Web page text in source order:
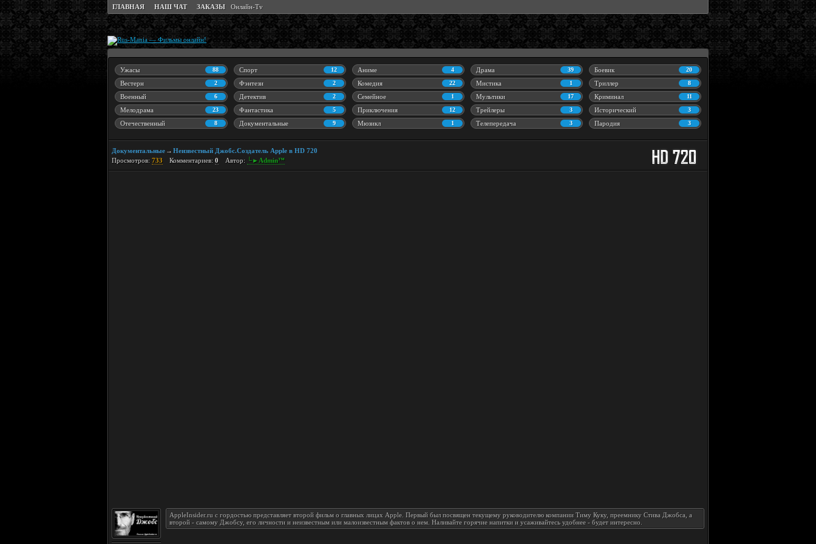
ГЛАВНАЯ НАШ ЧАТ ЗАКАЗЫ Онлайн-Tv
88
Ужасы 12
Спорт 4
Аниме 39
Драма 20
Боевик
2
Вестерн 2
Фэнтези 22
Комедия 1
Мистика 8
Триллер
6
Военный 2
Детектив 1
Семейное 17
Мультики 11
Криминал
23
Мелодрама 5
Фантастика 12
Приключения 3
Трейлеры 3
Исторический
8
Отечественный 9
Документальные 1
Мюзикл 3
Телепередача 3
Пародия
Документальные → Неизвестный Джобс.Создатель Apple в HD 720
Просмотров: 733 Комментариев: 0 Автор: └►Admin™
AppleInsider.ru с гордостью представляет второй фильм о главных лицах Apple. Первый был посвящен текущему руководителю компании Тиму Куку, преемнику Стива Джобса, а
второй - самому Джобсу, его личности и неизвестным или малоизвестным фактов о нем. Наливайте горячие напитки и усаживайтесь удобнее - будет интересно.